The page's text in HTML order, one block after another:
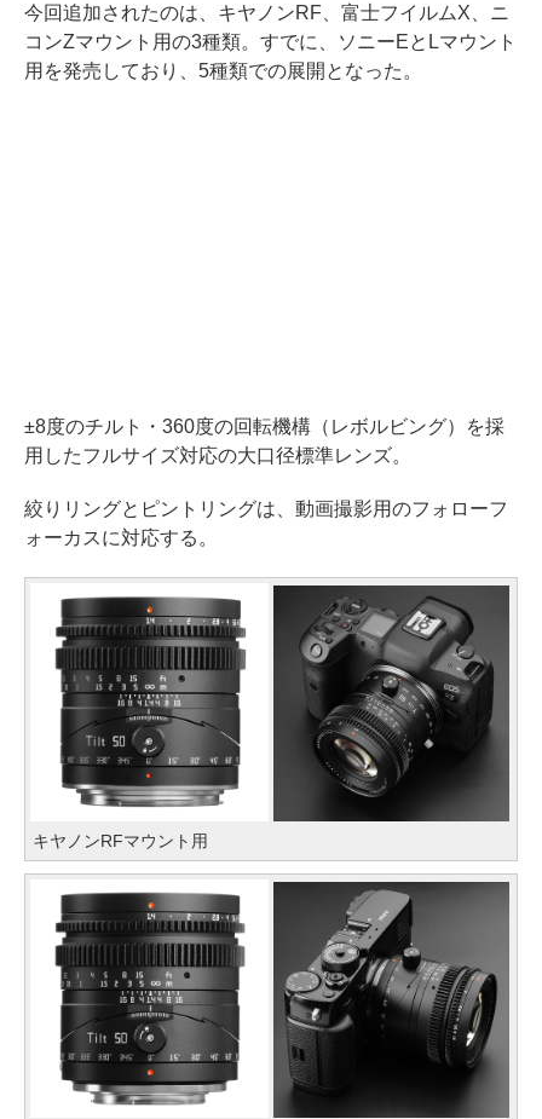
今回追加されたのは、キヤノンRF、富士フイルムX、ニ
コンZマウント用の3種類。すでに、ソニーEとLマウント
用を発売しており、5種類での展開となった。
±8度のチルト・360度の回転機構（レボルビング）を採
用したフルサイズ対応の大口径標準レンズ。
絞りリングとピントリングは、動画撮影用のフォローフ
ォーカスに対応する。
キヤノンRFマウント用